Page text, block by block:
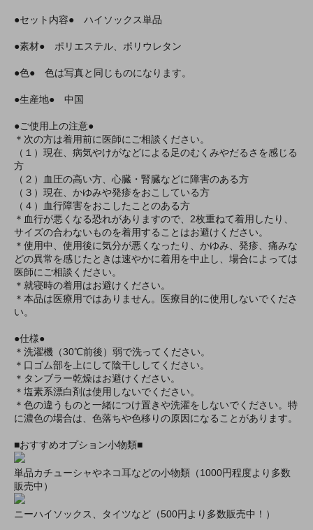
●セット内容● ハイソックス単品
●素材● ポリエステル、ポリウレタン
●色● 色は写真と同じものになります。
●生産地● 中国
●ご使用上の注意●
＊次の方は着用前に医師にご相談ください。
（１）現在、病気やけがなどによる足のむくみやだるさを感じる
方
（２）血圧の高い方、心臓・腎臓などに障害のある方
（３）現在、かゆみや発疹をおこしている方
（４）血行障害をおこしたことのある方
＊血行が悪くなる恐れがありますので、2枚重ねて着用したり、
サイズの合わないものを着用することはお避けください。
＊使用中、使用後に気分が悪くなったり、かゆみ、発疹、痛みな
どの異常を感じたときは速やかに着用を中止し、場合によっては
医師にご相談ください。
＊就寝時の着用はお避けください。
＊本品は医療用ではありません。医療目的に使用しないでくださ
い。
●仕様●
＊洗濯機（30℃前後）弱で洗ってください。
＊口ゴム部を上にして陰干ししてください。
＊タンブラー乾燥はお避けください。
＊塩素系漂白剤は使用しないでください。
＊色の違うものと一緒につけ置きや洗濯をしないでください。特
に濃色の場合は、色落ちや色移りの原因になることがあります。
■おすすめオプション小物類■
単品カチューシャやネコ耳などの小物類（1000円程度より多数
販売中）
ニーハイソックス、タイツなど（500円より多数販売中！）